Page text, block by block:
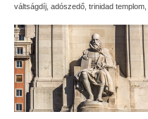
váltságdíj adószedő trinidad templom